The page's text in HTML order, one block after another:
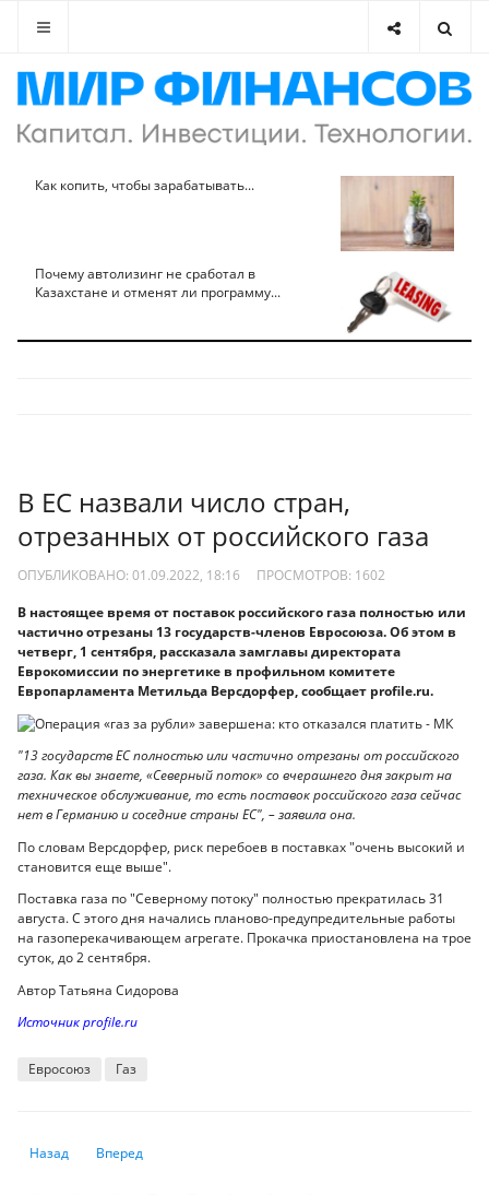
Как копить, чтобы зарабатывать...
Почему автолизинг не сработал в
Казахстане и отменят ли программу...
В ЕС назвали число стран,
отрезанных от российского газа
ОПУБЛИКОВАНО: 01.09.2022, 18:16 ПРОСМОТРОВ: 1602
В настоящее время от поставок российского газа полностью или
частично отрезаны 13 государств-членов Евросоюза. Об этом в
четверг, 1 сентября, рассказала замглавы директората
Еврокомиссии по энергетике в профильном комитете
Европарламента Метильда Версдорфер, сообщает profile.ru.
"13 государств ЕС полностью или частично отрезаны от российского
газа. Как вы знаете, «Северный поток» со вчерашнего дня закрыт на
техническое обслуживание, то есть поставок российского газа сейчас
нет в Германию и соседние страны ЕС", – заявила она.
По словам Версдорфер, риск перебоев в поставках "очень высокий и
становится еще выше".
Поставка газа по "Северному потоку" полностью прекратилась 31
августа. С этого дня начались планово-предупредительные работы
на газоперекачивающем агрегате. Прокачка приостановлена на трое
суток, до 2 сентября.
Автор Татьяна Сидорова
Источник profile.ru
Евросоюз Газ
Предыдущий: Евросоюз столкнулся с рекордным ростом цен
Назад Следующий: Это очень смелый шаг" – глава Минторговли
Вперед